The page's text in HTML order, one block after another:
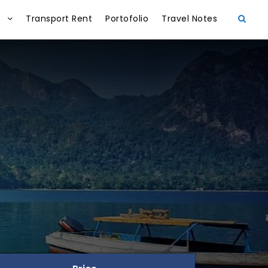
Transport Rent Portofolio Travel Notes